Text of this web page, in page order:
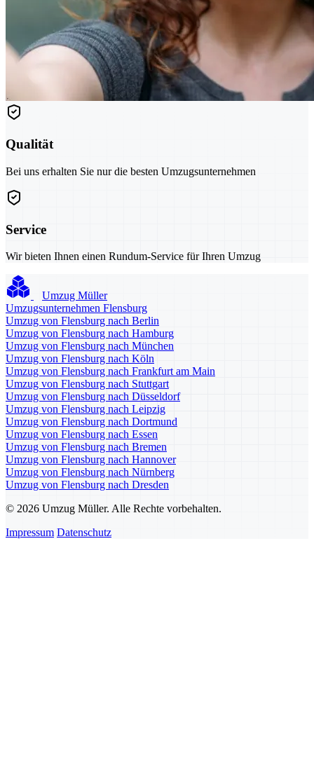
Qualität
Bei uns erhalten Sie nur die besten Umzugsunternehmen
Service
Wir bieten Ihnen einen Rundum-Service für Ihren Umzug
Umzug Müller
Umzugsunternehmen Flensburg
Umzug von Flensburg nach Berlin
Umzug von Flensburg nach Hamburg
Umzug von Flensburg nach München
Umzug von Flensburg nach Köln
Umzug von Flensburg nach Frankfurt am Main
Umzug von Flensburg nach Stuttgart
Umzug von Flensburg nach Düsseldorf
Umzug von Flensburg nach Leipzig
Umzug von Flensburg nach Dortmund
Umzug von Flensburg nach Essen
Umzug von Flensburg nach Bremen
Umzug von Flensburg nach Hannover
Umzug von Flensburg nach Nürnberg
Umzug von Flensburg nach Dresden
© 2026 Umzug Müller. Alle Rechte vorbehalten.
Impressum Datenschutz